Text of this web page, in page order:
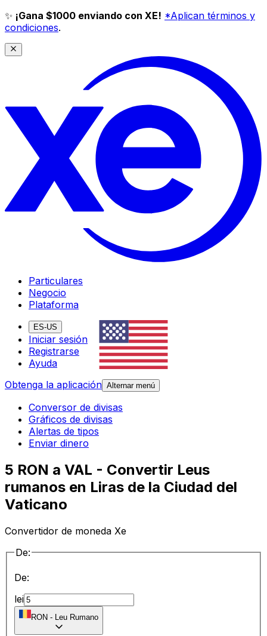
✨ ¡Gana $1000 enviando con XE! *Aplican términos y
condiciones.
Particulares
Negocio
Plataforma
ES-US
Iniciar sesión
Registrarse
Ayuda
Obtenga la aplicación Alternar menú
Conversor de divisas
Gráficos de divisas
Alertas de tipos
Enviar dinero
5 RON a VAL - Convertir Leus
rumanos en Liras de la Ciudad del
Vaticano
Convertidor de moneda Xe
De:
De:
lei
RON - Leu Rumano